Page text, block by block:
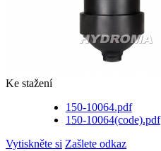
Ke stažení
150-10064.pdf
150-10064(code).pdf
Vytiskněte si Zašlete odkaz